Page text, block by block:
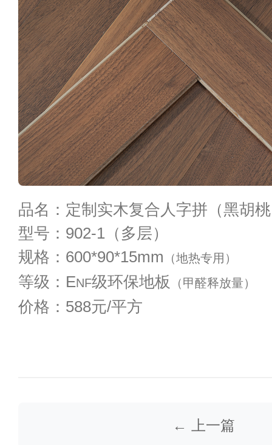
品名：定制实木复合人字拼（黑胡
型号：902-1（多层）
规格：600*90*15mm （地热专用）
等级：ENF级环保地板 （甲醛释放量）
价格：588元/平方
← 上一篇